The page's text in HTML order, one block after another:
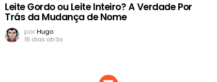
Leite Gordo ou Leite Inteiro? A Verdade Por
Trás da Mudança de Nome
porHugo
16 dias atrás